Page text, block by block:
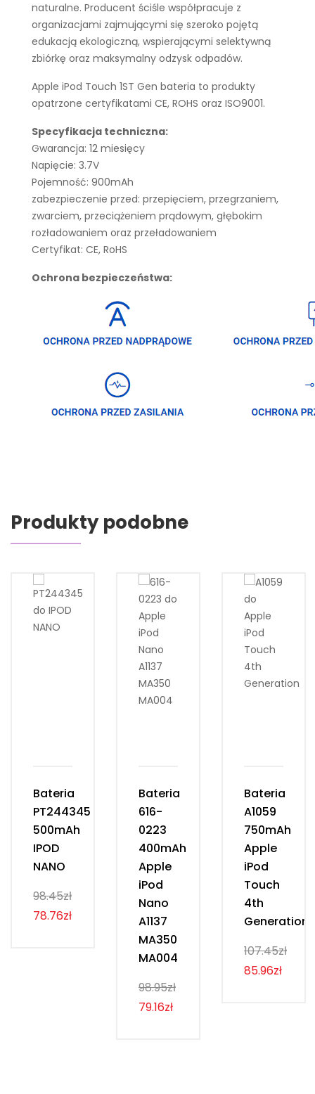
naturalne. Producent ściśle współpracuje z
organizacjami zajmującymi się szeroko pojętą
edukacją ekologiczną, wspierającymi selektywną
zbiórkę oraz maksymalny odzysk odpadów.
Apple iPod Touch 1ST Gen bateria to produkty
opatrzone certyfikatami CE, ROHS oraz ISO9001.
Specyfikacja techniczna:
Gwarancja: 12 miesięcy
Napięcie: 3.7V
Pojemność: 900mAh
zabezpieczenie przed: przepięciem, przegrzaniem,
zwarciem, przeciążeniem prądowym, głębokim
rozładowaniem oraz przeładowaniem
Certyfikat: CE, RoHS
Ochrona bezpieczeństwa:
Produkty podobne
Bateria
PT244345
500mAh
IPOD
NANO
98.45zł
78.76zł
Bateria
616-
0223
400mAh
Apple
iPod
Nano
A1137
MA350
MA004
98.95zł
79.16zł
Bateria
A1059
750mAh
Apple
iPod
Touch
4th
Generation
107.45zł
85.96zł